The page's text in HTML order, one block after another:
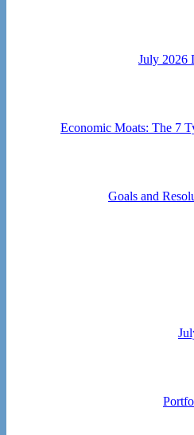
July 2026
Economic Moats: The 7